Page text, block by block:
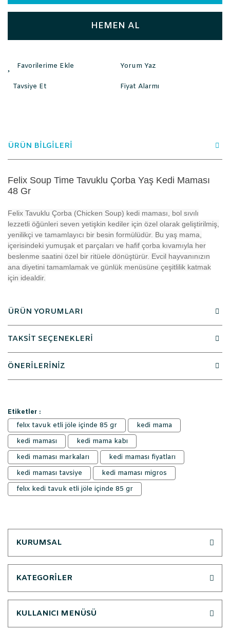
HEMEN AL
Yorum Yaz
Tavsiye Et Fiyat Alarmı
ÜRÜN BİLGİLERİ
Felix Soup Time Tavuklu Çorba Yaş Kedi Maması
48 Gr
Felix Tavuklu Çorba (Chicken Soup) kedi maması, bol sıvılı
lezzetli öğünleri seven yetişkin kediler için özel olarak geliştirilmiş,
yenilikçi ve tamamlayıcı bir besin formülüdür. Bu yaş mama,
içerisindeki yumuşak et parçaları ve hafif çorba kıvamıyla her
beslenme saatini özel bir ritüele dönüştürür. Evcil hayvanınızın
ana diyetini tamamlamak ve günlük menüsüne çeşitlilik katmak
için idealdir.
ÜRÜN YORUMLARI
TAKSİT SEÇENEKLERİ
ÖNERİLERİNİZ
Etiketler :
felıx tavuk etli jöle içinde 85 gr
kedi mama
kedi maması
kedi mama kabı
kedi maması markaları
kedi maması fiyatları
kedi maması tavsiye
kedi maması migros
felıx kedi tavuk etli jöle içinde 85 gr
KURUMSAL
KATEGORİLER
KULLANICI MENÜSÜ